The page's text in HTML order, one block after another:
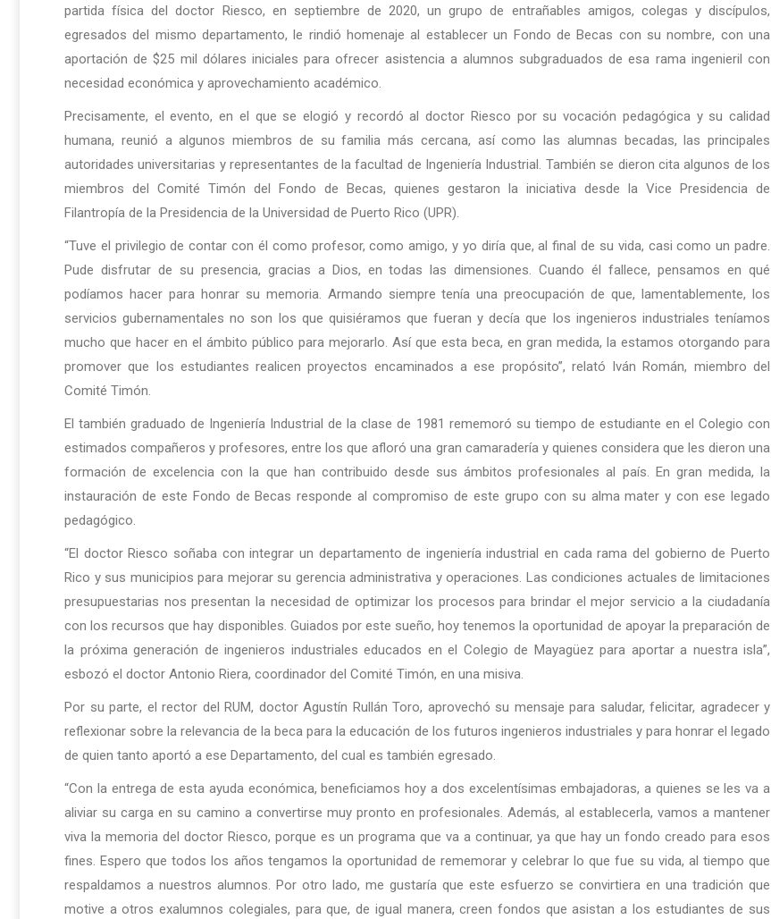
partida física del doctor Riesco, en septiembre de 2020, un grupo de entrañables amigos, colegas y discípulos,
egresados del mismo departamento, le rindió homenaje al establecer un Fondo de Becas con su nombre, con una
aportación de $25 mil dólares iniciales para ofrecer asistencia a alumnos subgraduados de esa rama ingenieril con
necesidad económica y aprovechamiento académico.
Precisamente, el evento, en el que se elogió y recordó al doctor Riesco por su vocación pedagógica y su calidad
humana, reunió a algunos miembros de su familia más cercana, así como las alumnas becadas, las principales
autoridades universitarias y representantes de la facultad de Ingeniería Industrial. También se dieron cita algunos de los
miembros del Comité Timón del Fondo de Becas, quienes gestaron la iniciativa desde la Vice Presidencia de
Filantropía de la Presidencia de la Universidad de Puerto Rico (UPR).
“Tuve el privilegio de contar con él como profesor, como amigo, y yo diría que, al final de su vida, casi como un padre.
Pude disfrutar de su presencia, gracias a Dios, en todas las dimensiones. Cuando él fallece, pensamos en qué
podíamos hacer para honrar su memoria. Armando siempre tenía una preocupación de que, lamentablemente, los
servicios gubernamentales no son los que quisiéramos que fueran y decía que los ingenieros industriales teníamos
mucho que hacer en el ámbito público para mejorarlo. Así que esta beca, en gran medida, la estamos otorgando para
promover que los estudiantes realicen proyectos encaminados a ese propósito”, relató Iván Román, miembro del
Comité Timón.
El también graduado de Ingeniería Industrial de la clase de 1981 rememoró su tiempo de estudiante en el Colegio con
estimados compañeros y profesores, entre los que afloró una gran camaradería y quienes considera que les dieron una
formación de excelencia con la que han contribuido desde sus ámbitos profesionales al país. En gran medida, la
instauración de este Fondo de Becas responde al compromiso de este grupo con su alma mater y con ese legado
pedagógico.
“El doctor Riesco soñaba con integrar un departamento de ingeniería industrial en cada rama del gobierno de Puerto
Rico y sus municipios para mejorar su gerencia administrativa y operaciones. Las condiciones actuales de limitaciones
presupuestarias nos presentan la necesidad de optimizar los procesos para brindar el mejor servicio a la ciudadanía
con los recursos que hay disponibles. Guiados por este sueño, hoy tenemos la oportunidad de apoyar la preparación de
la próxima generación de ingenieros industriales educados en el Colegio de Mayagüez para aportar a nuestra isla”,
esbozó el doctor Antonio Riera, coordinador del Comité Timón, en una misiva.
Por su parte, el rector del RUM, doctor Agustín Rullán Toro, aprovechó su mensaje para saludar, felicitar, agradecer y
reflexionar sobre la relevancia de la beca para la educación de los futuros ingenieros industriales y para honrar el legado
de quien tanto aportó a ese Departamento, del cual es también egresado.
“Con la entrega de esta ayuda económica, beneficiamos hoy a dos excelentísimas embajadoras, a quienes se les va a
aliviar su carga en su camino a convertirse muy pronto en profesionales. Además, al establecerla, vamos a mantener
viva la memoria del doctor Riesco, porque es un programa que va a continuar, ya que hay un fondo creado para esos
fines. Espero que todos los años tengamos la oportunidad de rememorar y celebrar lo que fue su vida, al tiempo que
respaldamos a nuestros alumnos. Por otro lado, me gustaría que este esfuerzo se convirtiera en una tradición que
motive a otros exalumnos colegiales, para que, de igual manera, creen fondos que asistan a los estudiantes de sus